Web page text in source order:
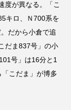
度が異なる。「こ
キロ、Ｎ700系を
だから小倉で追
だま837号」の小
号」は16分と1
こだま」が博多